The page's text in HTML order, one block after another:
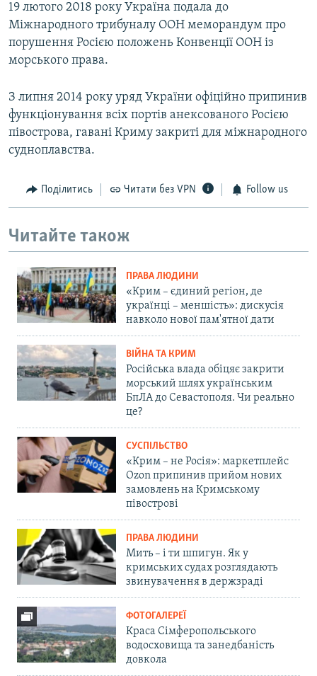
19 лютого 2018 року Україна подала до
Міжнародного трибуналу ООН меморандум про
порушення Росією положень Конвенції ООН із
морського права.
З липня 2014 року уряд України офіційно припинив
функціонування всіх портів анексованого Росією
півострова, гавані Криму закриті для міжнародного
судноплавства.
Поділитись Читати без VPN Follow us
Читайте також
ПРАВА ЛЮДИНИ
«Крим – єдиний регіон, де
українці – меншість»: дискусія
навколо нової пам'ятної дати
ВІЙНА ТА КРИМ
Російська влада обіцяє закрити
морський шлях українським
БпЛА до Севастополя. Чи реально
це?
СУСПІЛЬСТВО
«Крим – не Росія»: маркетплейс
Ozon припинив прийом нових
замовлень на Кримському
півострові
ПРАВА ЛЮДИНИ
Мить – і ти шпигун. Як у
кримських судах розглядають
звинувачення в держзраді
ФОТОГАЛЕРЕЇ
Краса Сімферопольського
водосховища та занедбаність
довкола